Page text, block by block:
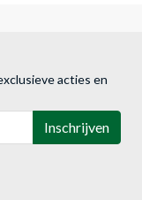
acties en
Inschrijven